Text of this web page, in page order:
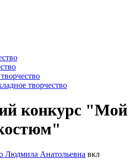
творчество
конкурс "Мой
Людмила Анатольевна вкл